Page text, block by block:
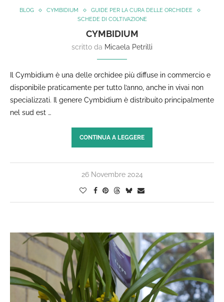
BLOG CYMBIDIUM
GUIDE PER LA CURA DELLE ORCHIDEE
SCHEDE DI COLTIVAZIONE
CYMBIDIUM
scritto da Micaela Petrilli
Il Cymbidium è una delle orchidee più diffuse in commercio e
disponibile praticamente per tutto l’anno, anche in vivai non
specializzati. Il genere Cymbidium è distribuito principalmente
nel sud est …
CONTINUA A LEGGERE
26 Novembre 2024